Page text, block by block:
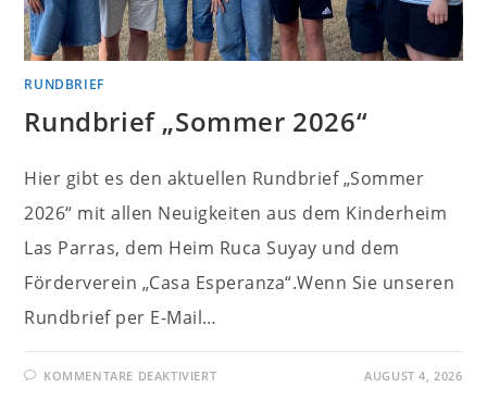
RUNDBRIEF
Rundbrief „Sommer 2026“
Hier gibt es den aktuellen Rundbrief „Sommer
2026“ mit allen Neuigkeiten aus dem Kinderheim
Las Parras, dem Heim Ruca Suyay und dem
Förderverein „Casa Esperanza“.Wenn Sie unseren
Rundbrief per E-Mail…
KOMMENTARE DEAKTIVIERTFÜR AUGUST 4, 2026